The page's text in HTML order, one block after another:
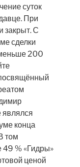
суток
При
закрыт. С
сделки
200
являлся
конца
том
49 % «Гидры»
ценой